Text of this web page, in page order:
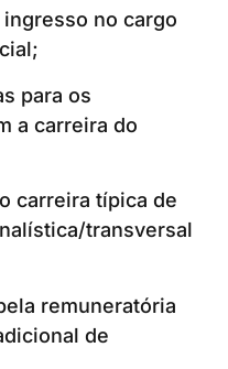
no cargo
para os
a carreira do
carreira típica de
transversal
remuneratória
de